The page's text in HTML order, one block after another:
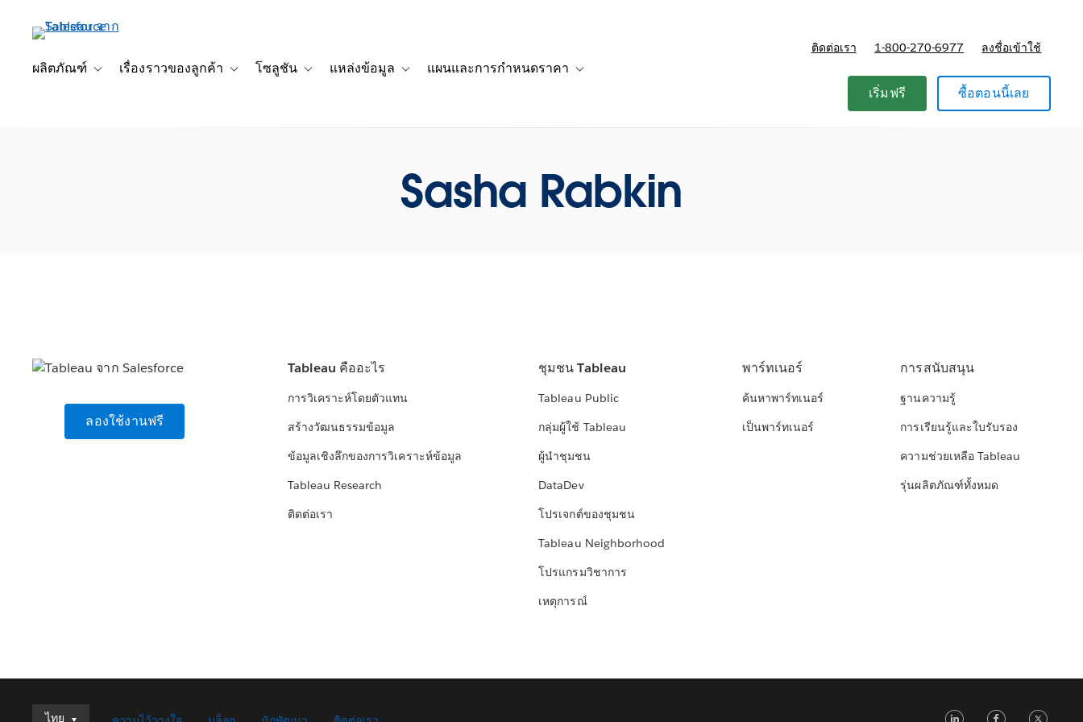
เนื้อหาผลิตภัณฑ์
Toggle sub-navigation for ผลิตภัณฑ์
เรื่องราวของลูกค้า
Toggle sub-navigation for เรื่องราวของลูกค้า
โซลูชัน
Toggle sub-navigation for โซลูชัน
แหล่งข้อมูล แผนและการกำหนดราคา
ติดต่อเรา 1-800-270-6977 ลงชื่อเข้าใช้
เริ่มฟรี ซื้อตอนนี้เลย
Sasha Rabkin
ลองใช้งานฟรี
Tableau คืออะไร
การวิเคราะห์โดยตัวแทน
สร้างวัฒนธรรมข้อมูล
ข้อมูลเชิงลึกของการวิเคราะห์ข้อมูล
Tableau Research
ติดต่อเรา
ชุมชน Tableau
Tableau Public
กลุ่มผู้ใช้ Tableau
ผู้นำชุมชน
DataDev
โปรเจกต์ของชุมชน
Tableau Neighborhood
โปรแกรมวิชาการ
เหตุการณ์
พาร์ทเนอร์
ค้นหาพาร์ทเนอร์
เป็นพาร์ทเนอร์
การสนับสนุน
ฐานความรู้
การเรียนรู้และใบรับรอง
ความช่วยเหลือ Tableau
รุ่นผลิตภัณฑ์ทั้งหมด
ไทย
ไทย